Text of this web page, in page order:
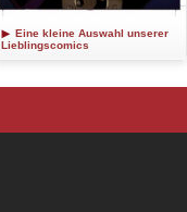
Eine kleine Auswahl unserer
Lieblingscomics